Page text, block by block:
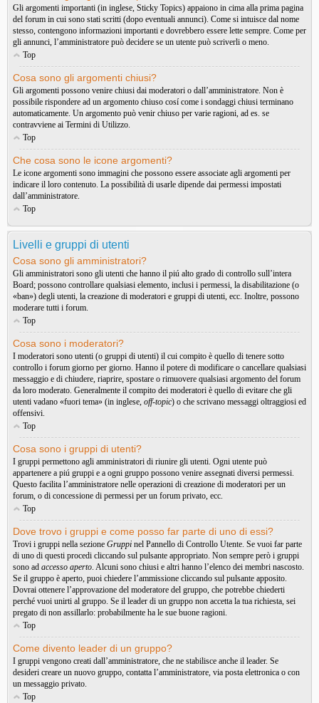
Gli argomenti importanti (in inglese, Sticky Topics) appaiono in cima alla prima pagina
del forum in cui sono stati scritti (dopo eventuali annunci). Come si intuisce dal nome
stesso, contengono informazioni importanti e dovrebbero essere lette sempre. Come per
gli annunci, l’amministratore può decidere se un utente può scriverli o meno.
Top
Cosa sono gli argomenti chiusi?
Gli argomenti possono venire chiusi dai moderatori o dall’amministratore. Non è
possibile rispondere ad un argomento chiuso cosí come i sondaggi chiusi terminano
automaticamente. Un argomento può venir chiuso per varie ragioni, ad es. se
contravviene ai Termini di Utilizzo.
Top
Che cosa sono le icone argomenti?
Le icone argomenti sono immagini che possono essere associate agli argomenti per
indicare il loro contenuto. La possibilità di usarle dipende dai permessi impostati
dall’amministratore.
Top
Livelli e gruppi di utenti
Cosa sono gli amministratori?
Gli amministratori sono gli utenti che hanno il piú alto grado di controllo sull’intera
Board; possono controllare qualsiasi elemento, inclusi i permessi, la disabilitazione (o
«ban») degli utenti, la creazione di moderatori e gruppi di utenti, ecc. Inoltre, possono
moderare tutti i forum.
Top
Cosa sono i moderatori?
I moderatori sono utenti (o gruppi di utenti) il cui compito è quello di tenere sotto
controllo i forum giorno per giorno. Hanno il potere di modificare o cancellare qualsiasi
messaggio e di chiudere, riaprire, spostare o rimuovere qualsiasi argomento del forum
da loro moderato. Generalmente il compito dei moderatori è quello di evitare che gli
utenti vadano «fuori tema» (in inglese, off-topic) o che scrivano messaggi oltraggiosi ed
offensivi.
Top
Cosa sono i gruppi di utenti?
I gruppi permettono agli amministratori di riunire gli utenti. Ogni utente può
appartenere a piú gruppi e a ogni gruppo possono venire assegnati diversi permessi.
Questo facilita l’amministratore nelle operazioni di creazione di moderatori per un
forum, o di concessione di permessi per un forum privato, ecc.
Top
Dove trovo i gruppi e come posso far parte di uno di essi?
Trovi i gruppi nella sezione Gruppi nel Pannello di Controllo Utente. Se vuoi far parte
di uno di questi procedi cliccando sul pulsante appropriato. Non sempre però i gruppi
sono ad accesso aperto. Alcuni sono chiusi e altri hanno l’elenco dei membri nascosto.
Se il gruppo è aperto, puoi chiedere l’ammissione cliccando sul pulsante apposito.
Dovrai ottenere l’approvazione del moderatore del gruppo, che potrebbe chiederti
perché vuoi unirti al gruppo. Se il leader di un gruppo non accetta la tua richiesta, sei
pregato di non assillarlo: probabilmente ha le sue buone ragioni.
Top
Come divento leader di un gruppo?
I gruppi vengono creati dall’amministratore, che ne stabilisce anche il leader. Se
desideri creare un nuovo gruppo, contatta l’amministratore, via posta elettronica o con
un messaggio privato.
Top